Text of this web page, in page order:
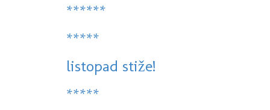
******
*****
listopad stiže!
*****